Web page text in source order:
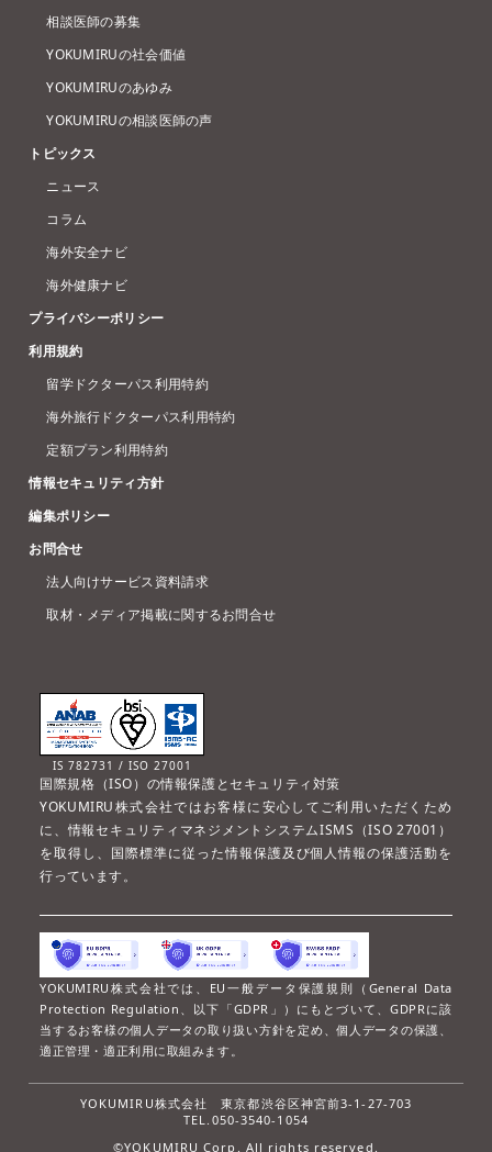
相談医師の募集
YOKUMIRUの社会価値
YOKUMIRUのあゆみ
YOKUMIRUの相談医師の声
トピックス
ニュース
コラム
海外安全ナビ
海外健康ナビ
プライバシーポリシー
利用規約
留学ドクターパス利用特約
海外旅行ドクターパス利用特約
定額プラン利用特約
情報セキュリティ方針
編集ポリシー
お問合せ
法人向けサービス資料請求
取材・メディア掲載に関するお問合せ
IS 782731 / ISO 27001
国際規格（ISO）の情報保護とセキュリティ対策
YOKUMIRU株式会社ではお客様に安心してご利用いただくため
に、情報セキュリティマネジメントシステムISMS（ISO 27001）
を取得し、国際標準に従った情報保護及び個人情報の保護活動を
行っています。
YOKUMIRU株式会社では、EU一般データ保護規則（General Data
Protection Regulation、以下「GDPR」）にもとづいて、GDPRに該
当するお客様の個人データの取り扱い方針を定め、個人データの保護、
適正管理・適正利用に取組みます。
YOKUMIRU株式会社
東京都渋谷区神宮前3-1-27-703
TEL.050-3540-1054
©YOKUMIRU Corp. All rights reserved.